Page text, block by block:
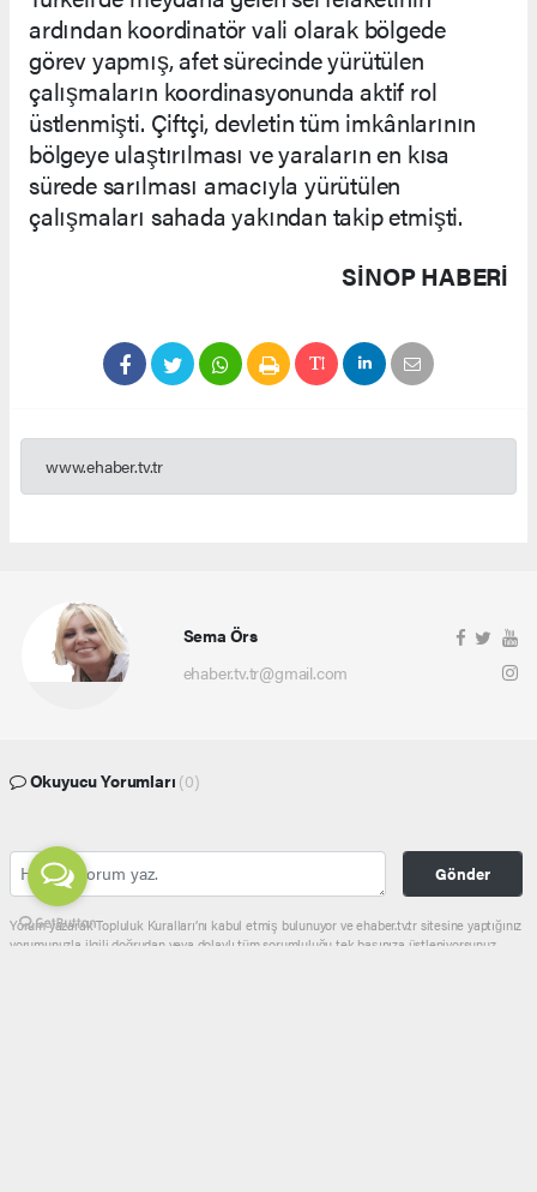
ardından koordinatör vali olarak bölgede
görev yapmış, afet sürecinde yürütülen
çalışmaların koordinasyonunda aktif rol
üstlenmişti. Çiftçi, devletin tüm imkânlarının
bölgeye ulaştırılması ve yaraların en kısa
sürede sarılması amacıyla yürütülen
çalışmaları sahada yakından takip etmişti.
SINOP HABERİ
www.ehaber.tv.tr
Sema Örs
ehaber.tv.tr@gmail.com
Okuyucu Yorumları (0)
Gönder
Yorum yazarak Topluluk Kuralları’nı kabul etmiş bulunuyor ve ehaber.tv.tr sitesine yaptığınız
yorumunuzla ilgili doğrudan veya dolaylı tüm sorumluluğu tek başınıza üstleniyorsunuz.